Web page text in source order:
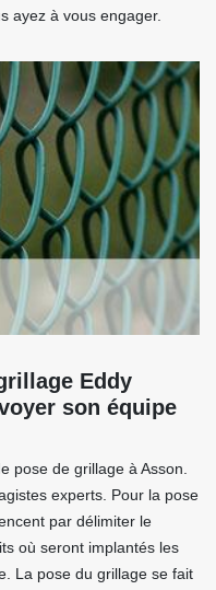
ayez à vous engager.
Eddy
son équipe
pose de grillage à Asson.
experts. Pour la pose
par délimiter le
où seront implantés les
La pose du grillage se fait